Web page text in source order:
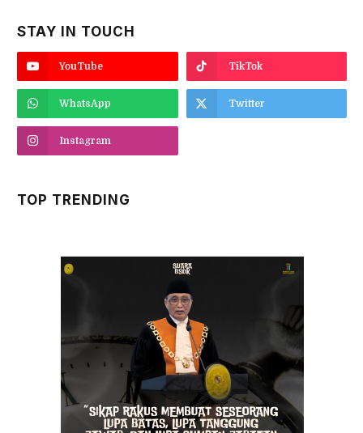
STAY IN TOUCH
YouTube TikTok
WhatsApp Twitter
Instagram
TOP TRENDING